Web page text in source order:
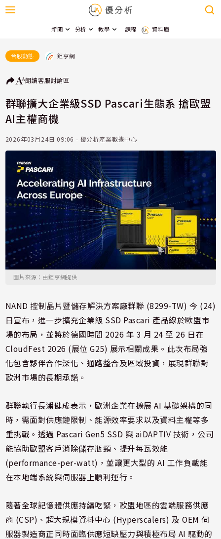
新聞 分析 教學 課程 資料庫
台股動態 鉅亨網
朗讀客服討論區
群聯擴大企業級SSD Pascari生態系 搶歐盟
AI主權商機
2026年03月24日 09:06 - 優分析產業數據中心
圖片來源：由鉅亨網提供
NAND 控制晶片暨儲存解決方案廠群聯 (8299-TW) 今 (24)
日宣布，進一步擴充企業級 SSD Pascari 產品線於歐盟市
場的布局，並將於德國時間 2026 年 3 月 24 至 26 日在
CloudFest 2026 (展位 G25) 展示相關成果。此次布局強
化包含夥伴合作深化、通路整合及區域投資，展現群聯對
歐洲市場的長期承諾。
群聯執行長潘健成表示，歐洲企業在擴展 AI 基礎架構的同
時，需面對供應鏈限制、能源效率要求以及資料主權等多
重挑戰。透過 Pascari Gen5 SSD 與 aiDAPTIV 技術，公司
能協助歐盟客戶消除儲存瓶頸、提升每瓦效能
(performance-per-watt)，並讓更大型的 AI 工作負載能
在本地端系統與伺服器上順利運行。
隨著全球記憶體供應持續吃緊，歐盟地區的雲端服務供應
商 (CSP)、超大規模資料中心 (Hyperscalers) 及 OEM 伺
服器製造商正同時面臨供應短缺壓力與積極布局 AI 驅動的